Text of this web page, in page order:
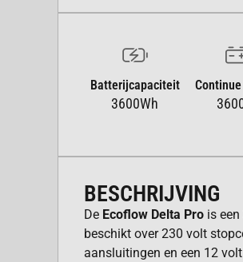
Batterijcapaciteit
3600Wh
BESCHRIJVING
De Ecoflow Delta Pro is
beschikt over 230 volt
aansluitingen en een 12